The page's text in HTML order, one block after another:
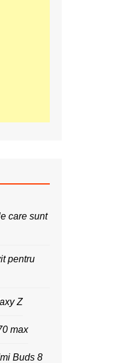
care sunt
pentru
Z
max
Buds 8